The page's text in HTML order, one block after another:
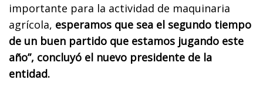
importante para la actividad de maquinaria
agrícola, esperamos que sea el segundo tiempo
de un buen partido que estamos jugando este
año”, concluyó el nuevo presidente de la
entidad.